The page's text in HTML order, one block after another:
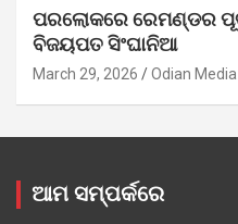
ପରଲୋକରେ ରେମଣ୍ଡର
ବିଜୟପତ ସିଂଘାନିଆ
March 29, 2026 Odian
ଆମ ସମ୍ପର୍କରେ